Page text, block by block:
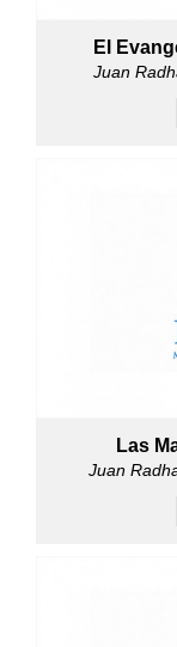
El
Juan
Las
Juan